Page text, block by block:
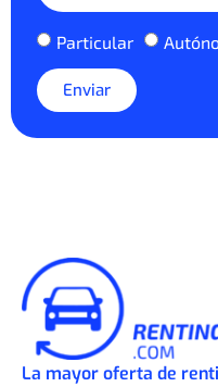
Particular
Enviar
La mayor oferta de